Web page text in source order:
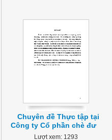
Chuyên đề Thực tập tại
Công ty Cổ phần chè đư
Lượt xem: 1293